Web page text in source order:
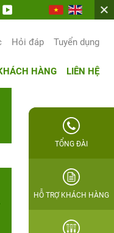
Hỏi đáp Tuyển dụng
HÀNG LIÊN HỆ
TỔNG ĐÀI
HỖ TRỢ KHÁCH HÀNG